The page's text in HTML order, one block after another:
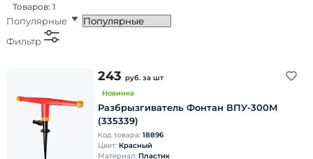
Товаров: 1
Популярные
Фильтр
243 руб. за шт
Новинка
Разбрызгиватель Фонтан ВПУ-300М
(335339)
Код товара: 18896
Цвет: Красный
Материал: Пластик